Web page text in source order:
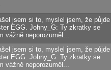
jsem si to, myslel jsem, že půjde
EGG. Johny_G: Ty zkratky se
vážně neporozuměl...
jsem si to, myslel jsem, že půjde
EGG. Johny_G: Ty zkratky se
vážně neporozuměl...